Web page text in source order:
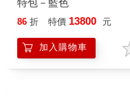
特包－藍色
86 折 特價 13800 元
加入購物車